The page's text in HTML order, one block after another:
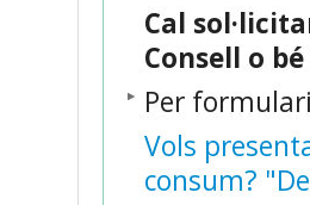
Cal
Consell o
Per
Vols
consum?